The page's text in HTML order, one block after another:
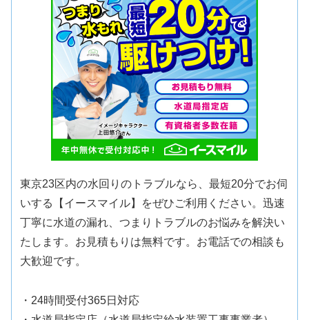
東京23区内の水回りのトラブルなら、最短20分でお伺
いする【イースマイル】をぜひご利用ください。迅速
丁寧に水道の漏れ、つまりトラブルのお悩みを解決い
たします。お見積もりは無料です。お電話での相談も
大歓迎です。
・24時間受付365日対応